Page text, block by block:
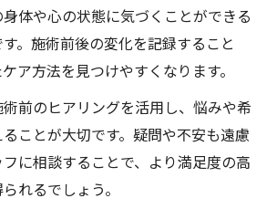
体や心の状態に気づくことができる
。施術前後の変化を記録すること
ア方法を見つけやすくなります。
前のヒアリングを活用し、悩みや希
ことが大切です。疑問や不安も遠慮
に相談することで、より満足度の高
れるでしょう。